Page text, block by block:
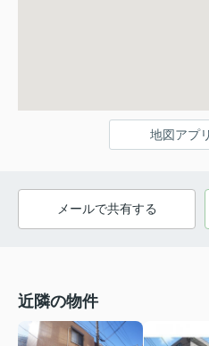
地図アプ
メールで共有する
近隣の物件